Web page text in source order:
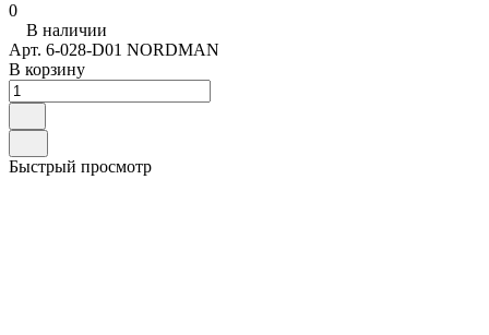
0
В наличии
Арт. 6-028-D01 NORDMAN
В корзину
Быстрый просмотр